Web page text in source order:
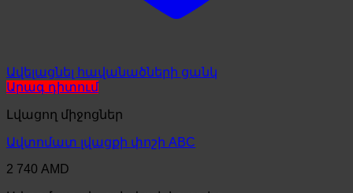
Ավելացնել հավանածների ցանկ
Արագ դիտում
Լվացող միջոցներ
Ավտոմատ լվացքի փոշի ABC
2 740 AMD